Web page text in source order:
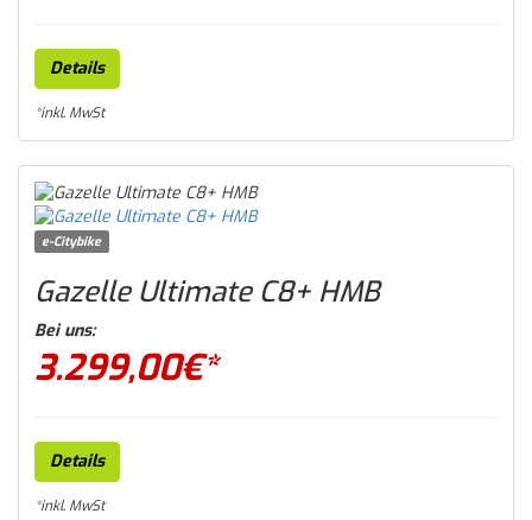
Details
*inkl. MwSt
e-Citybike
Gazelle Ultimate C8+ HMB
Bei uns:
3.299,00€*
Details
*inkl. MwSt